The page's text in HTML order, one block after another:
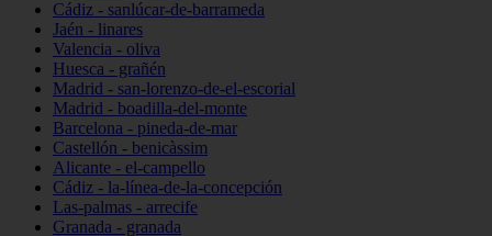
Cádiz - sanlúcar-de-barrameda
Jaén - linares
Valencia - oliva
Huesca - grañén
Madrid - san-lorenzo-de-el-escorial
Madrid - boadilla-del-monte
Barcelona - pineda-de-mar
Castellón - benicàssim
Alicante - el-campello
Cádiz - la-línea-de-la-concepción
Las-palmas - arrecife
Granada - granada